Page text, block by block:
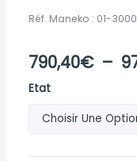
Réf. Maneko : 01-
790,40€ –
Etat
quantité
ROTOR